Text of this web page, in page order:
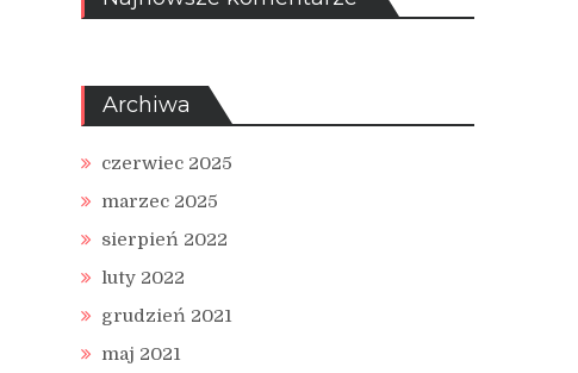
Archiwa
czerwiec 2025
marzec 2025
sierpień 2022
luty 2022
grudzień 2021
maj 2021